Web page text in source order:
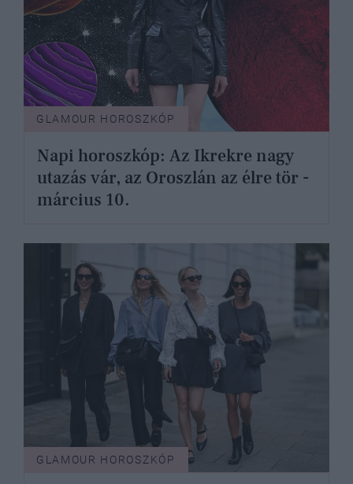
GLAMOUR HOROSZKÓP
Napi horoszkóp: Az Ikrekre nagy
utazás vár, az Oroszlán az élre tör -
március 10.
GLAMOUR HOROSZKÓP